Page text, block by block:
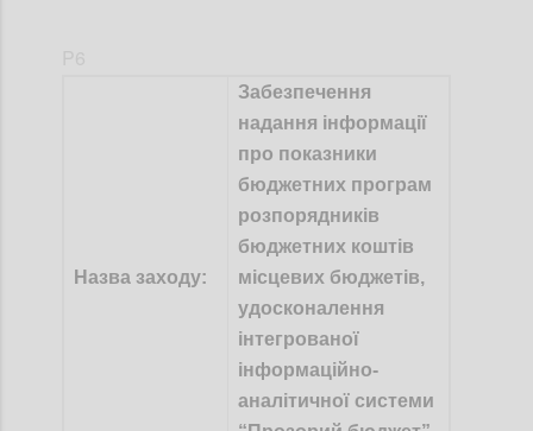
Назва заходу:
Забезпечення
надання інформації
про показники
бюджетних програм
розпорядників
бюджетних коштів
місцевих бюджетів,
удосконалення
інтегрованої
інформаційно-
аналітичної системи